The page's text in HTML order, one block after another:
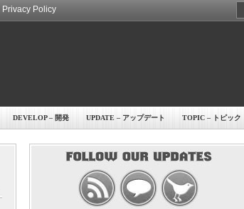
Privacy Policy
DEVELOP – 開発 UPDATE – アップデート TOPIC – トピック